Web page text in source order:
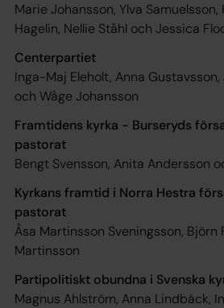
Marie Johansson, Ylva
Hagelin, Nellie Ståhl och Jessica
Centerpartiet
Inga-Maj Eleholt, Anna
och Wåge Johansson
Framtidens kyrka - Burseryds
pastorat
Bengt Svensson, Anita Andersson
Kyrkans framtid i Norra Hestra
pastorat
Åsa Martinsson Sveningsson, Björn
Martinsson
Partipolitiskt obundna i Svenska
Magnus Ahlström, Anna Lindbäck,